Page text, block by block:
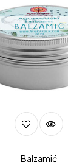
Balzamić